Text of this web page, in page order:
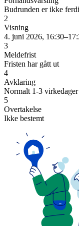
Budrunden er ikke
2
Visning
4. juni 2026,
3
Meldefrist
Fristen har gått ut
4
Avklaring
Normalt 1-3
5
Overtakelse
Ikke bestemt